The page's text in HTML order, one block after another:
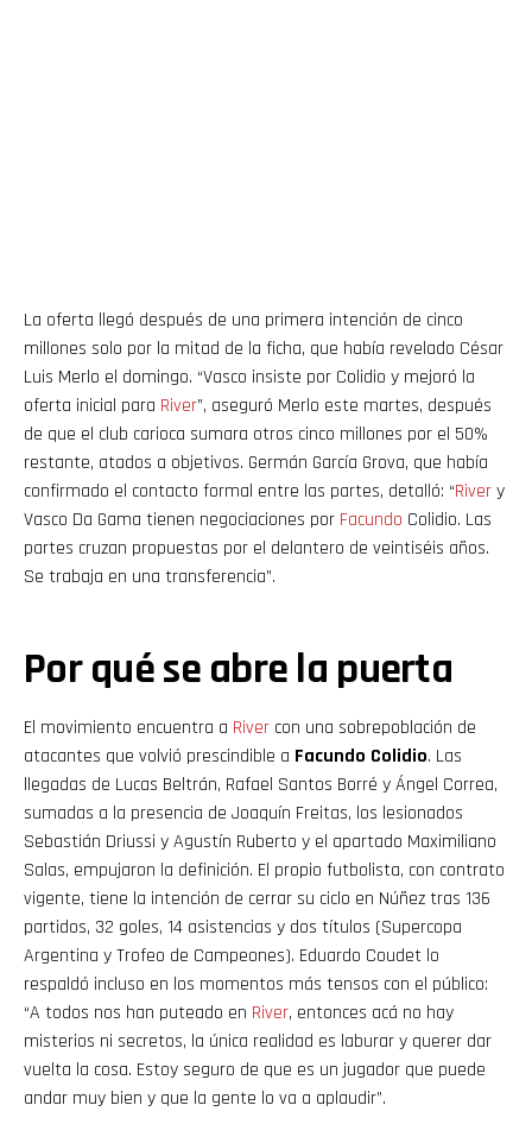
La oferta llegó después de una primera intención de cinco
millones solo por la mitad de la ficha, que había revelado César
Luis Merlo el domingo. “Vasco insiste por Colidio y mejoró la
oferta inicial para River”, aseguró Merlo este martes, después
de que el club carioca sumara otros cinco millones por el 50%
restante, atados a objetivos. Germán García Grova, que había
confirmado el contacto formal entre las partes, detalló: “Rivery
Vasco Da Gama tienen negociaciones por Facundo Colidio. Las
partes cruzan propuestas por el delantero de veintiséis años.
Se trabaja en una transferencia”.
Por qué se abre la puerta
El movimiento encuentra a River con una sobrepoblación de
atacantes que volvió prescindible a Facundo Colidio. Las
llegadas de Lucas Beltrán, Rafael Santos Borré y Ángel Correa,
sumadas a la presencia de Joaquín Freitas, los lesionados
Sebastián Driussi y Agustín Ruberto y el apartado Maximiliano
Salas, empujaron la definición. El propio futbolista, con contrato
vigente, tiene la intención de cerrar su ciclo en Núñez tras 136
partidos, 32 goles, 14 asistencias y dos títulos (Supercopa
Argentina y Trofeo de Campeones). Eduardo Coudet lo
respaldó incluso en los momentos más tensos con el público:
“A todos nos han puteado en River, entonces acá no hay
misterios ni secretos, la única realidad es laburar y querer dar
vuelta la cosa. Estoy seguro de que es un jugador que puede
andar muy bien y que la gente lo va a aplaudir”.